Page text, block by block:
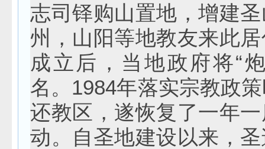
志司铎购山置地，增建
州，山阳等地教友来此
成立后，当地政府将“
名。1984年落实宗教政
还教区，遂恢复了一年
动。自圣地建设以来，